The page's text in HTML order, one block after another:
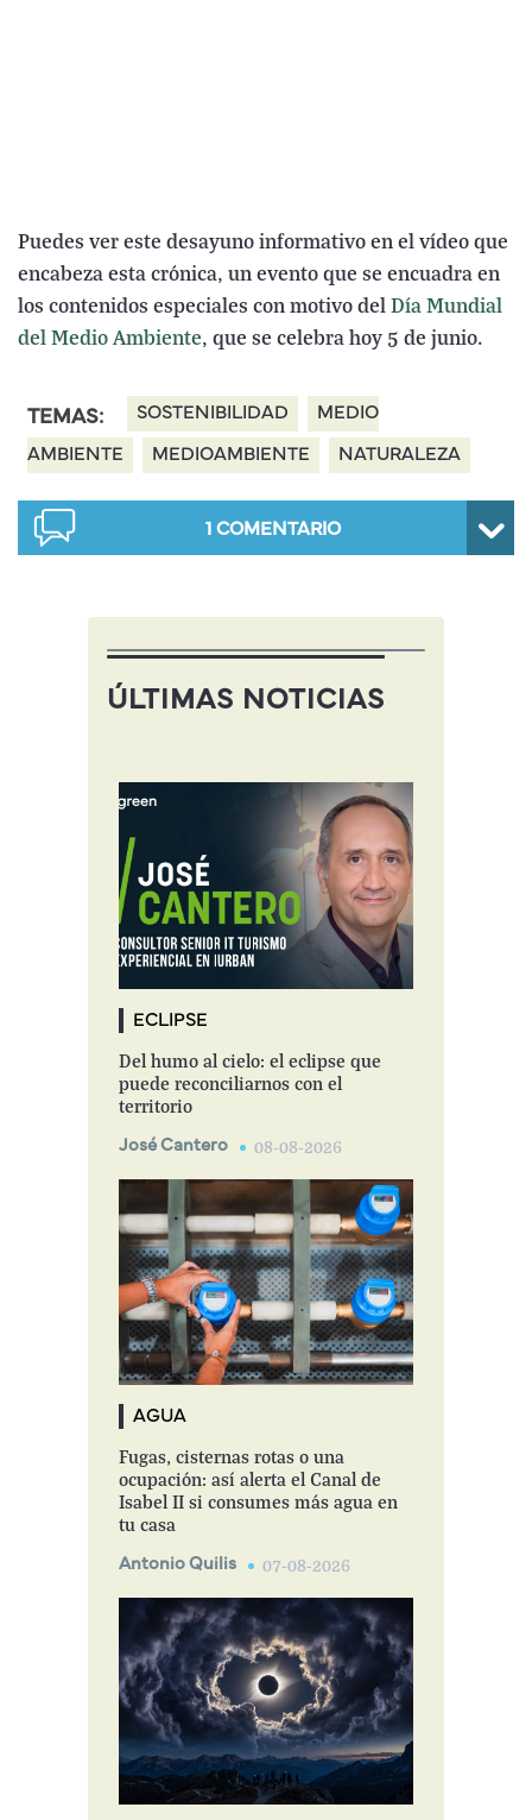
Puedes ver este desayuno informativo en el vídeo que
encabeza esta crónica, un evento que se encuadra en
los contenidos especiales con motivo del Día Mundial
del Medio Ambiente, que se celebra hoy 5 de junio.
TEMAS: SOSTENIBILIDAD MEDIO
AMBIENTE MEDIOAMBIENTE NATURALEZA
COMENTARIO
ÚLTIMAS NOTICIAS
ECLIPSE
Del humo al cielo: el eclipse que
puede reconciliarnos con el
territorio
José Cantero 08-08-2026
AGUA
Fugas, cisternas rotas o una
ocupación: así alerta el Canal de
Isabel II si consumes más agua en
tu casa
Antonio Quilis 07-08-2026